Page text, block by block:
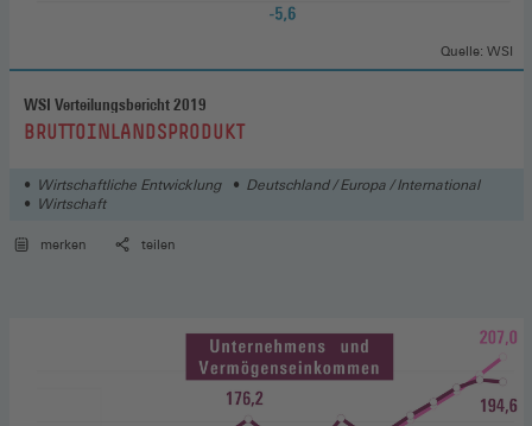
WSI Verteilungsbericht 2019
:BRUTTOINLANDSPRODUKT
Quelle: WSI
Wirtschaftliche Entwicklung
Deutschland / Europa / International
Wirtschaft
merken teilen